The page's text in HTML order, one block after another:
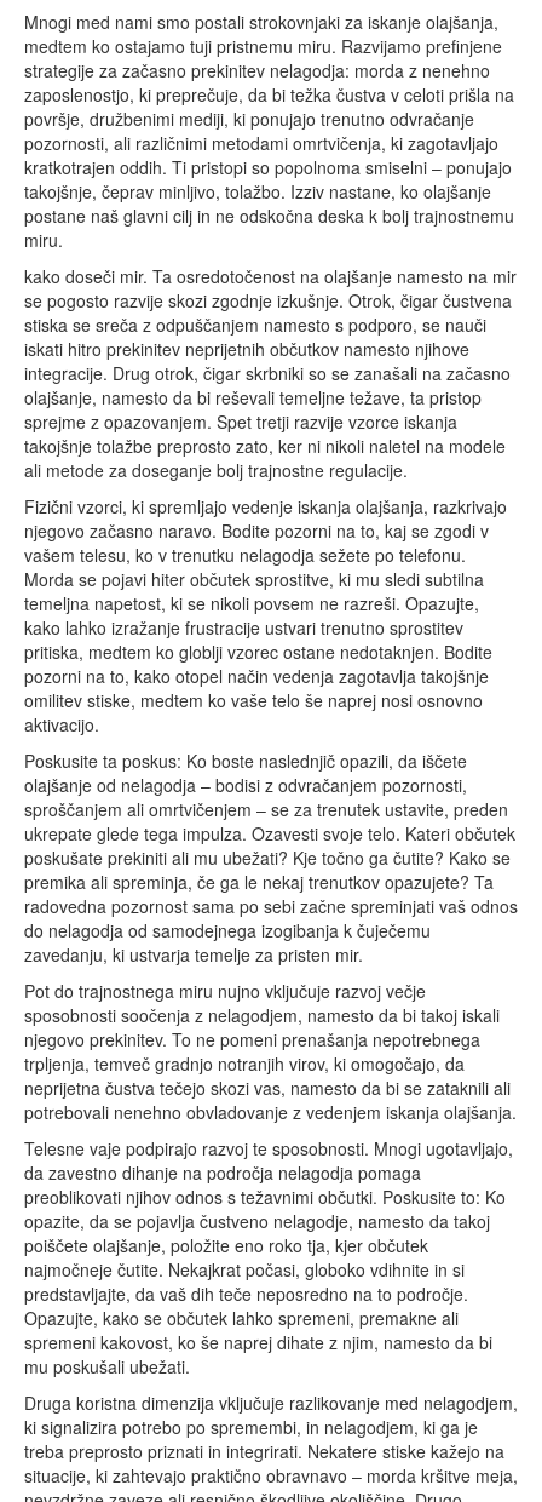
Mnogi med nami smo postali strokovnjaki za iskanje olajšanja,
medtem ko ostajamo tuji pristnemu miru. Razvijamo prefinjene
strategije za začasno prekinitev nelagodja: morda z nenehno
zaposlenostjo, ki preprečuje, da bi težka čustva v celoti prišla na
površje, družbenimi mediji, ki ponujajo trenutno odvračanje
pozornosti, ali različnimi metodami omrtvičenja, ki zagotavljajo
kratkotrajen oddih. Ti pristopi so popolnoma smiselni – ponujajo
takojšnje, čeprav minljivo, tolažbo. Izziv nastane, ko olajšanje
postane naš glavni cilj in ne odskočna deska k bolj trajnostnemu
miru.
kako doseči mir. Ta osredotočenost na olajšanje namesto na mir
se pogosto razvije skozi zgodnje izkušnje. Otrok, čigar čustvena
stiska se sreča z odpuščanjem namesto s podporo, se nauči
iskati hitro prekinitev neprijetnih občutkov namesto njihove
integracije. Drug otrok, čigar skrbniki so se zanašali na začasno
olajšanje, namesto da bi reševali temeljne težave, ta pristop
sprejme z opazovanjem. Spet tretji razvije vzorce iskanja
takojšnje tolažbe preprosto zato, ker ni nikoli naletel na modele
ali metode za doseganje bolj trajnostne regulacije.
Fizični vzorci, ki spremljajo vedenje iskanja olajšanja, razkrivajo
njegovo začasno naravo. Bodite pozorni na to, kaj se zgodi v
vašem telesu, ko v trenutku nelagodja sežete po telefonu.
Morda se pojavi hiter občutek sprostitve, ki mu sledi subtilna
temeljna napetost, ki se nikoli povsem ne razreši. Opazujte,
kako lahko izražanje frustracije ustvari trenutno sprostitev
pritiska, medtem ko globlji vzorec ostane nedotaknjen. Bodite
pozorni na to, kako otopel način vedenja zagotavlja takojšnje
omilitev stiske, medtem ko vaše telo še naprej nosi osnovno
aktivacijo.
Poskusite ta poskus: Ko boste naslednjič opazili, da iščete
olajšanje od nelagodja – bodisi z odvračanjem pozornosti,
sproščanjem ali omrtvičenjem – se za trenutek ustavite, preden
ukrepate glede tega impulza. Ozavesti svoje telo. Kateri občutek
poskušate prekiniti ali mu ubežati? Kje točno ga čutite? Kako se
premika ali spreminja, če ga le nekaj trenutkov opazujete? Ta
radovedna pozornost sama po sebi začne spreminjati vaš odnos
do nelagodja od samodejnega izogibanja k čuječemu
zavedanju, ki ustvarja temelje za pristen mir.
Pot do trajnostnega miru nujno vključuje razvoj večje
sposobnosti soočenja z nelagodjem, namesto da bi takoj iskali
njegovo prekinitev. To ne pomeni prenašanja nepotrebnega
trpljenja, temveč gradnjo notranjih virov, ki omogočajo, da
neprijetna čustva tečejo skozi vas, namesto da bi se zataknili ali
potrebovali nenehno obvladovanje z vedenjem iskanja olajšanja.
Telesne vaje podpirajo razvoj te sposobnosti. Mnogi ugotavljajo,
da zavestno dihanje na področja nelagodja pomaga
preoblikovati njihov odnos s težavnimi občutki. Poskusite to: Ko
opazite, da se pojavlja čustveno nelagodje, namesto da takoj
poiščete olajšanje, položite eno roko tja, kjer občutek
najmočneje čutite. Nekajkrat počasi, globoko vdihnite in si
predstavljajte, da vaš dih teče neposredno na to področje.
Opazujte, kako se občutek lahko spremeni, premakne ali
spremeni kakovost, ko še naprej dihate z njim, namesto da bi
mu poskušali ubežati.
Druga koristna dimenzija vključuje razlikovanje med nelagodjem,
ki signalizira potrebo po spremembi, in nelagodjem, ki ga je
treba preprosto priznati in integrirati. Nekatere stiske kažejo na
situacije, ki zahtevajo praktično obravnavo – morda kršitve meja,